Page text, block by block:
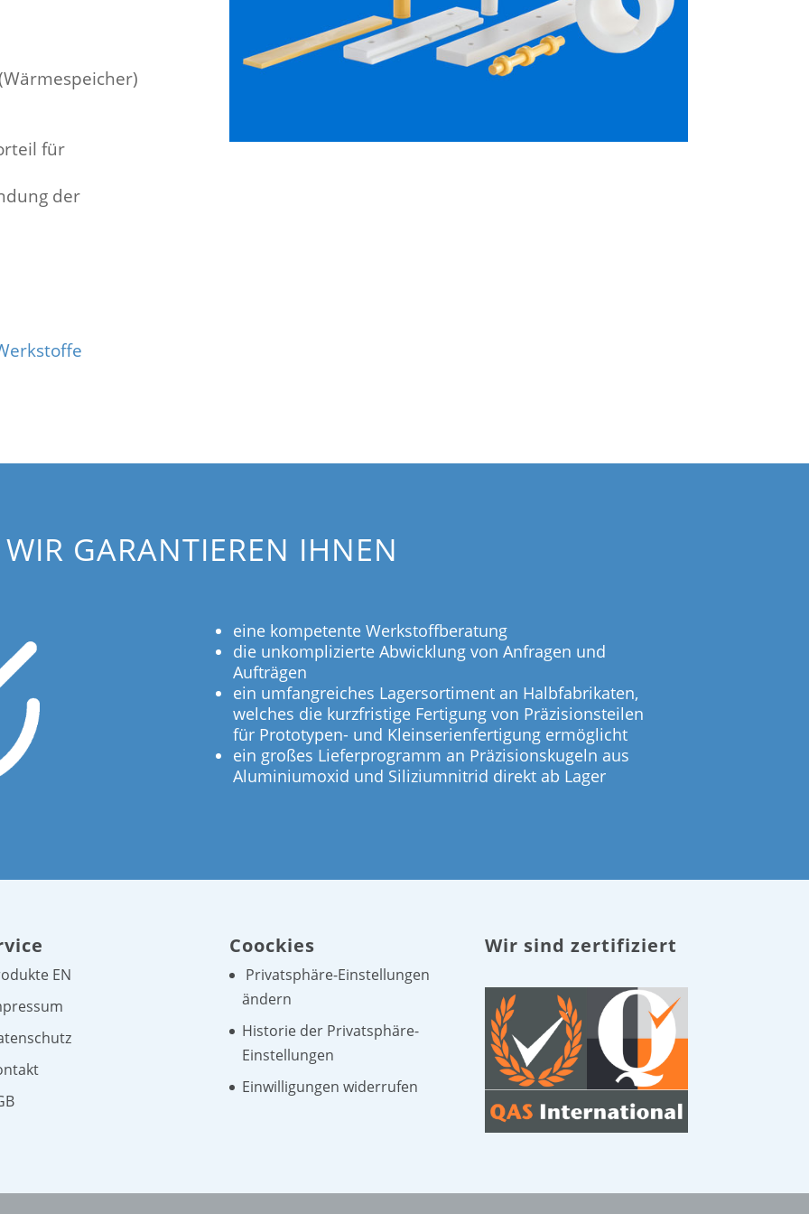
für
der
WIR GARANTIEREN IHNEN
eine kompetente Werkstoffberatung
die unkomplizierte Abwicklung von Anfragen und
Aufträgen
ein umfangreiches Lagersortiment an Halbfabrikaten,
welches die kurzfristige Fertigung von Präzisionsteilen
für Prototypen- und Kleinserienfertigung ermöglicht
ein großes Lieferprogramm an Präzisionskugeln aus
Aluminiumoxid und Siliziumnitrid direkt ab Lager
EN
Coockies
Privatsphäre-Einstellungen
ändern
Historie der Privatsphäre-
Einstellungen
Einwilligungen widerrufen
Wir sind zertifiziert